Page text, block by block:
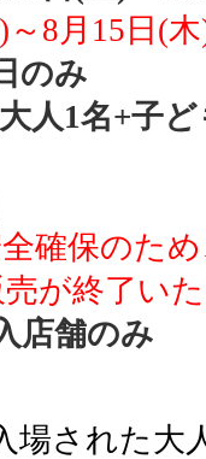
8月15日(
のみ
人1名+子
確保のた
が終了い
店舗のみ
場された大